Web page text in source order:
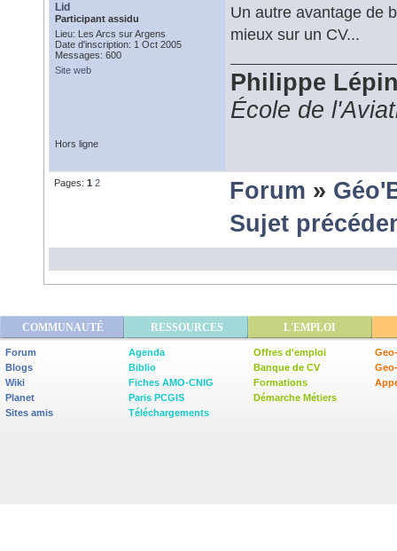
Lid
Participant assidu
Lieu: Les Arcs sur Argens
Date d'inscription: 1 Oct 2005
Messages: 600
Site web
Un autre avantage de
mieux sur un CV...
Philippe
École de
Hors ligne
Pages: 1 2 Forum »
Sujet
COMMUNAUTÉ RESSOURCES L'EMPLOI
Forum
Blogs
Wiki
Planet
Sites amis
Agenda
Biblio
Fiches AMO-CNIG
Paris PCGIS
Téléchargements
Offres d'emploi
Banque de CV
Formations
Démarche Métiers